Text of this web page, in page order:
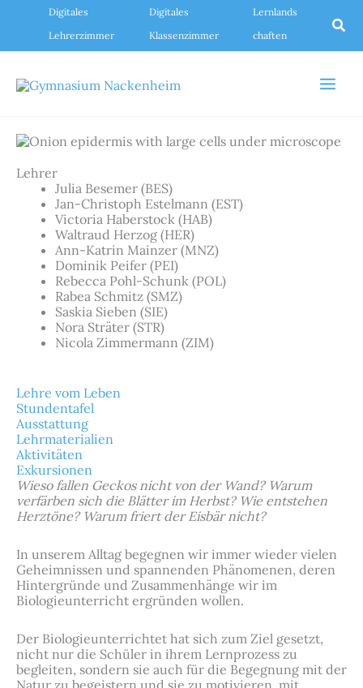
springen
Digitales
Lehrerzimmer
Digitales
Klassenzimmer
Lernlands
chaften
Lehrer
Julia Besemer (BES)
Jan-Christoph Estelmann (EST)
Victoria Haberstock (HAB)
Waltraud Herzog (HER)
Ann-Katrin Mainzer (MNZ)
Dominik Peifer (PEI)
Rebecca Pohl-Schunk (POL)
Rabea Schmitz (SMZ)
Saskia Sieben (SIE)
Nora Sträter (STR)
Nicola Zimmermann (ZIM)
Lehre vom Leben
Stundentafel
Ausstattung
Lehrmaterialien
Aktivitäten
Exkursionen
Wieso fallen Geckos nicht von der Wand? Warum
verfärben sich die Blätter im Herbst? Wie entstehen
Herztöne? Warum friert der Eisbär nicht?
In unserem Alltag begegnen wir immer wieder vielen
Geheimnissen und spannenden Phänomenen, deren
Hintergründe und Zusammenhänge wir im
Biologieunterricht ergründen wollen.
Der Biologieunterrichtet hat sich zum Ziel gesetzt,
nicht nur die Schüler in ihrem Lernprozess zu
begleiten, sondern sie auch für die Begegnung mit der
Natur zu begeistern und sie zu motivieren, mit